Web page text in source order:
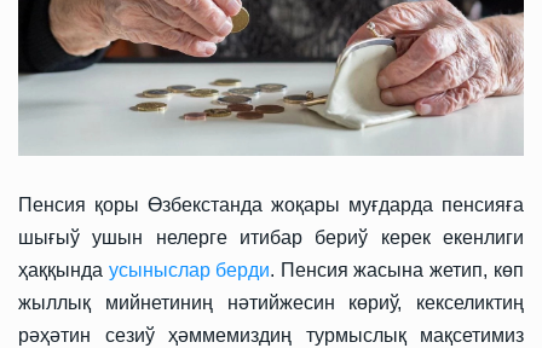
Пенсия қоры Өзбекстанда жоқары муғдарда пенсияға
шығыў ушын нелерге итибар бериў керек екенлиги
ҳаққында усыныслар берди. Пенсия жасына жетип, көп
жыллық мийнетиниң нәтийжесин көриў, кекселиктиң
рәҳәтин сезиў ҳәммемиздиң турмыслық мақсетимиз